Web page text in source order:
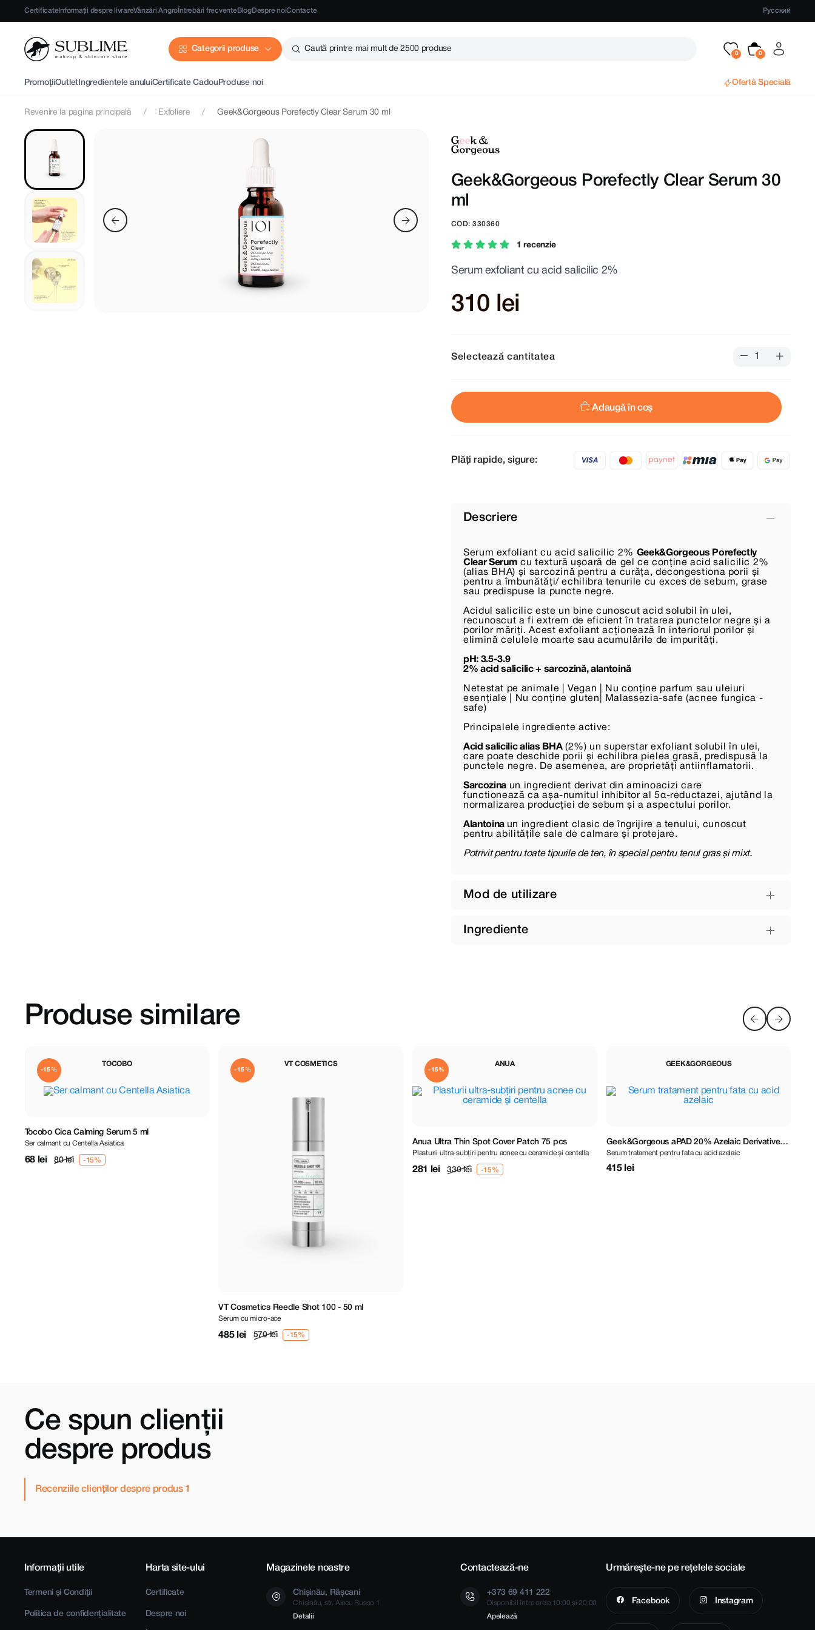
CertificateInformații despre livrareVânzări Angro Întrebări frecventeBlogDespre noiContacte Русский
Categorii produse Caută printre mai mult de 2500 produse
PromoțiiOutlet Ingredientele anuluiCertificate CadouProduse noi Ofertă Specială
Revenire la pagina principală Exfoliere Geek&Gorgeous Porefectly Clear Serum 30 ml
Geek&Gorgeous Porefectly Clear Serum 30
ml
COD: 330360
1 recenzie
Serum exfoliant cu acid salicilic 2%
310 lei
Selectează cantitatea
Adaugă în coș
Plăți rapide, sigure:
Descriere
Serum exfoliant cu acid salicilic 2% Geek&Gorgeous Porefectly
Clear Serum cu textură ușoară de gel ce conține acid salicilic 2%
(alias BHA) și sarcozină pentru a curăța, decongestiona porii și
pentru a îmbunătăți/ echilibra tenurile cu exces de sebum, grase
sau predispuse la puncte negre.
Acidul salicilic este un bine cunoscut acid solubil în ulei,
recunoscut a fi extrem de eficient în tratarea punctelor negre și a
porilor măriți. Acest exfoliant acționează în interiorul porilor și
elimină celulele moarte sau acumulările de impurități.
pH: 3.5-3.9
2% acid salicilic + sarcozină, alantoină
Netestat pe animale | Vegan | Nu conține parfum sau uleiuri
esențiale | Nu conține gluten| Malassezia-safe (acnee fungica -
safe)
Principalele ingrediente active:
Acid salicilic alias BHA(2%) un superstar exfoliant solubil în ulei,
care poate deschide porii și echilibra pielea grasă, predispusă la
punctele negre. De asemenea, are proprietăți antiinflamatorii.
Sarcozina un ingredient derivat din aminoacizi care
functionează ca așa-numitul inhibitor al 5α-reductazei, ajutând la
normalizarea producției de sebum și a aspectului porilor.
Alantoina un ingredient clasic de îngrijire a tenului, cunoscut
pentru abilitățile sale de calmare și protejare.
Potrivit pentru toate tipurile de ten, în special pentru tenul gras și mixt.
Mod de utilizare
Ingrediente
Produse similare
TOCOBO
-15%
Tocobo Cica Calming Serum 5 ml
Ser calmant cu Centella Asiatica
68 lei 80 lei
VT COSMETICS
-15%
VT Cosmetics Reedle Shot 100 - 50 ml
Serum cu micro-ace
485 lei 570 lei
ANUA
-15%
Anua Ultra Thin Spot Cover Patch 75 pcs
Plasturii ultra-subțiri pentru acnee cu ceramide și centella
281 lei 330 lei
GEEK&GORGEOUS
Geek&Gorgeous aPAD 20% Azelaic Derivative
Serum 30 ml
Serum tratament pentru fata cu acid azelaic
415 lei
Ce spun clienții
despre produs
Recenziile clienților despre produs
Informații utile
Termeni și Condiții
Politica de confidențialitate
Harta site-ului
Certificate
Despre noi
Magazinele noastre
Chișinău, Râșcani
Chișinău, str. Alecu Russo 1
Detalii
Contactează-ne
+373 69 411 222
Disponibil între orele 10:00 și 20:00
Apelează
Urmărește-ne pe rețelele sociale
Facebook Instagram